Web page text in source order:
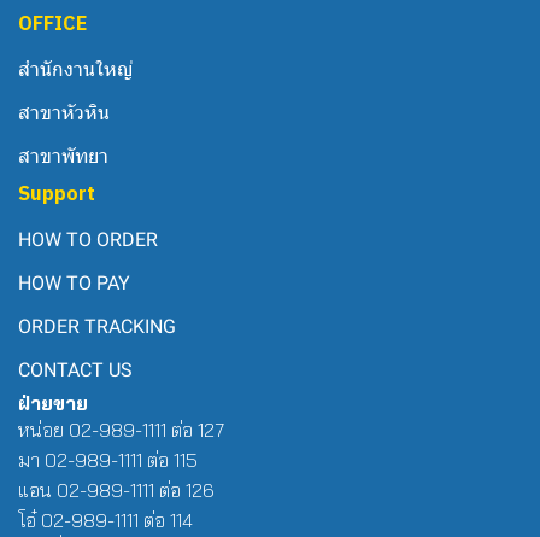
OFFICE
สำนักงานใหญ่
สาขาหัวหิน
สาขาพัทยา
Support
HOW TO ORDER
HOW TO PAY
ORDER TRACKING
CONTACT US
ฝ่ายขาย
หน่อย 02-989-1111 ต่อ 127
มา 02-989-1111 ต่อ 115
แอน 02-989-1111 ต่อ 126
โอ๋ 02-989-1111 ต่อ 114